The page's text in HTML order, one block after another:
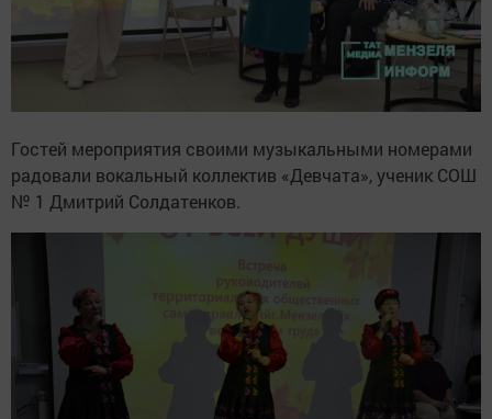
Гостей мероприятия своими музыкальными номерами
радовали вокальный коллектив «Девчата», ученик СОШ
№ 1 Дмитрий Солдатенков.